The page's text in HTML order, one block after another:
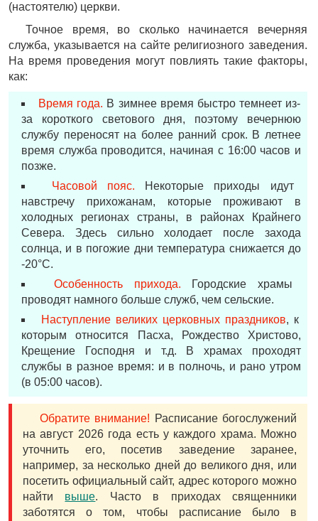
(настоятелю) церкви.
Точное время, во сколько начинается вечерняя
служба, указывается на сайте религиозного заведения.
На время проведения могут повлиять такие факторы,
как:
Время года. В зимнее время быстро темнеет из-
за короткого светового дня, поэтому вечернюю
службу переносят на более ранний срок. В летнее
время служба проводится, начиная с 16:00 часов и
позже.
Часовой пояс. Некоторые приходы идут
навстречу прихожанам, которые проживают в
холодных регионах страны, в районах Крайнего
Севера. Здесь сильно холодает после захода
солнца, и в погожие дни температура снижается до
-20°С.
Особенность прихода. Городские храмы
проводят намного больше служб, чем сельские.
Наступление великих церковных праздников, к
которым относится Пасха, Рождество Христово,
Крещение Господня и т.д. В храмах проходят
службы в разное время: и в полночь, и рано утром
(в 05:00 часов).
Обратите внимание! Расписание богослужений
на август 2026 года есть у каждого храма. Можно
уточнить его, посетив заведение заранее,
например, за несколько дней до великого дня, или
посетить официальный сайт, адрес которого можно
найти выше. Часто в приходах священники
заботятся о том, чтобы расписание было в